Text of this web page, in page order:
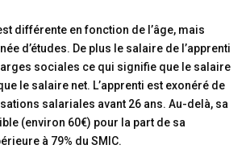
différente en fonction de l’âge, mais
d’études. De plus le salaire de l’apprenti
sociales ce qui signifie que le salaire
le salaire net. L’apprenti est exonéré de
salariales avant 26 ans. Au-delà, sa
(environ 60€) pour la part de sa
à 79% du SMIC.